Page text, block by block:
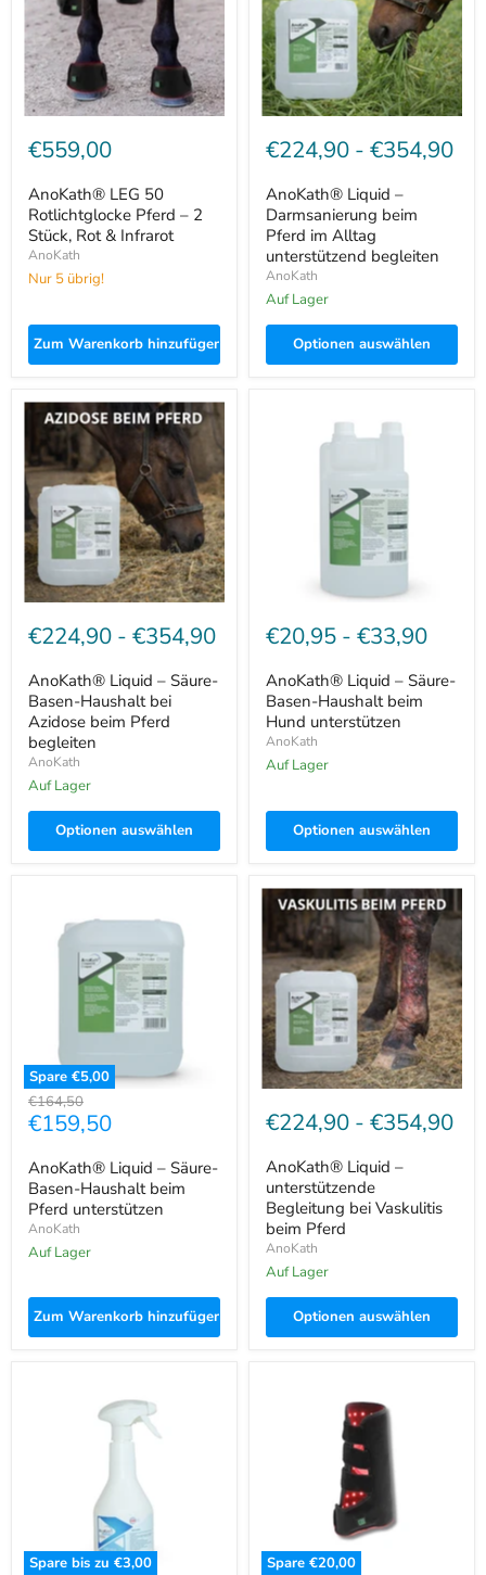
2
Stück,
Rot
&
Infrarot
€559,00
AnoKath® LEG 50
Rotlichtglocke Pferd – 2
Stück, Rot & Infrarot
AnoKath
Nur 5 übrig!
Zum Warenkorb hinzufügen
Pferd
im
Alltag
unterstützend
begleiten
€224,90 - €354,90
AnoKath® Liquid –
Darmsanierung beim
Pferd im Alltag
unterstützend begleiten
AnoKath
Auf Lager
Optionen auswählen
AnoKath®
Liquid
Säure-
Basen-
Haushalt
bei
Azidose
beim
Pferd
begleiten
€224,90 - €354,90
AnoKath® Liquid – Säure-
Basen-Haushalt bei
Azidose beim Pferd
begleiten
AnoKath
Auf Lager
Optionen auswählen
unterstützen
€20,95 - €33,90
AnoKath® Liquid – Säure-
Basen-Haushalt beim
Hund unterstützen
AnoKath
Auf Lager
Optionen auswählen
Spare €5,00
Haushalt
unterstützen
Ursprünglicher
Preis
€164,50
Aktueller
€159,50
AnoKath® Liquid – Säure-
Basen-Haushalt beim
Pferd unterstützen
AnoKath
Auf Lager
Zum Warenkorb hinzufügen
AnoKath®
Liquid
unterstützende
Begleitung
bei
Vaskulitis
beim
Pferd
€224,90 - €354,90
AnoKath® Liquid –
unterstützende
Begleitung bei Vaskulitis
beim Pferd
AnoKath
Auf Lager
Optionen auswählen
Spare bis zu €3,00
Oberflächen
Spare €20,00
Tiefenwärme,
Regeneration
Mobilität